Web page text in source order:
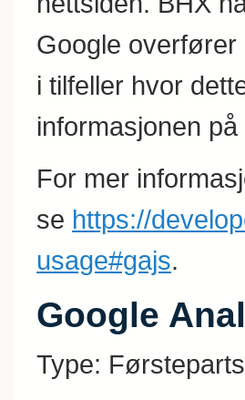
Google overfører
i tilfeller hvor
informasjonen
For mer
se https://
usage#gajs.
Google
Type: